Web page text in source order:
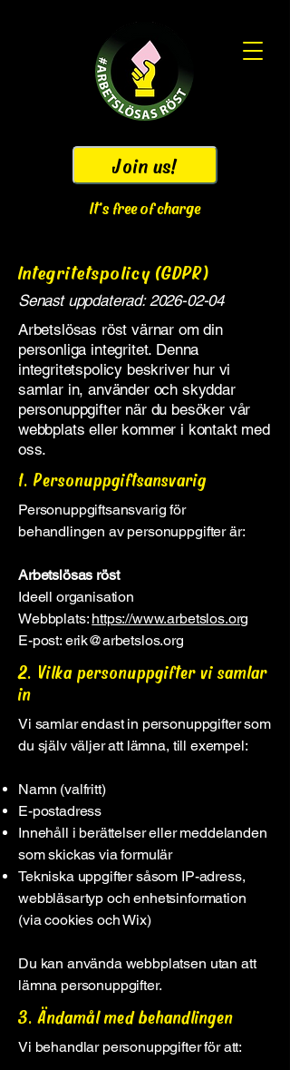
Join us!
It's free of charge
Integritetspolicy (GDPR)
Senast uppdaterad:2026-02-04
Arbetslösas röst värnar om din
personliga integritet. Denna
integritetspolicy beskriver hur vi
samlar in, använder och skyddar
personuppgifter när du besöker vår
webbplats eller kommer i kontakt med
oss.
1. Personuppgiftsansvarig
Personuppgiftsansvarig för
behandlingen av personuppgifter är:
Arbetslösas röst
Ideell organisation
Webbplats: https://www.arbetslos.org
E-post: erik@arbetslos.org
2. Vilka personuppgifter vi samlar
in
Vi samlar endast in personuppgifter som
du själv väljer att lämna, till exempel:
Namn (valfritt)
E-postadress
Innehåll i berättelser eller meddelanden
som skickas via formulär
Tekniska uppgifter såsom IP-adress,
webbläsartyp och enhetsinformation
(via cookies och Wix)
Du kan använda webbplatsen utan att
lämna personuppgifter.
3. Ändamål med behandlingen
Vi behandlar personuppgifter för att: